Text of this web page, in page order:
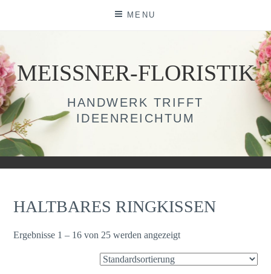
MENU
MEISSNER-FLORISTIK
HANDWERK TRIFFT
IDEENREICHTUM
HALTBARES RINGKISSEN
Ergebnisse 1 – 16 von 25 werden angezeigt